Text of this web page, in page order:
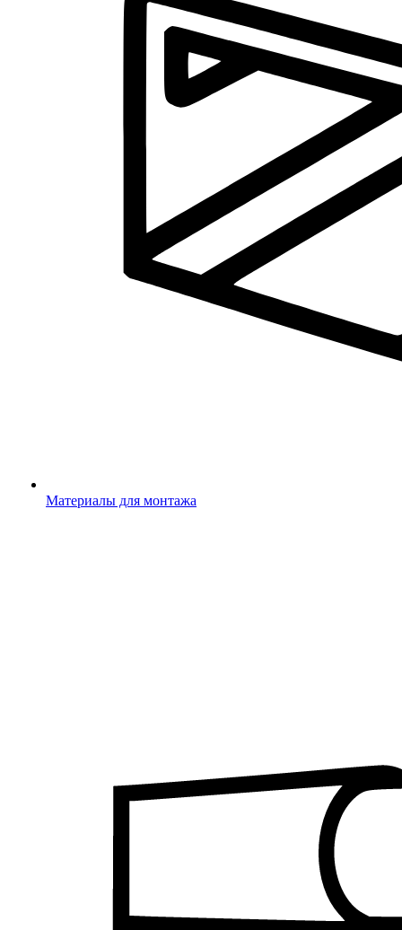
Материалы для монтажа